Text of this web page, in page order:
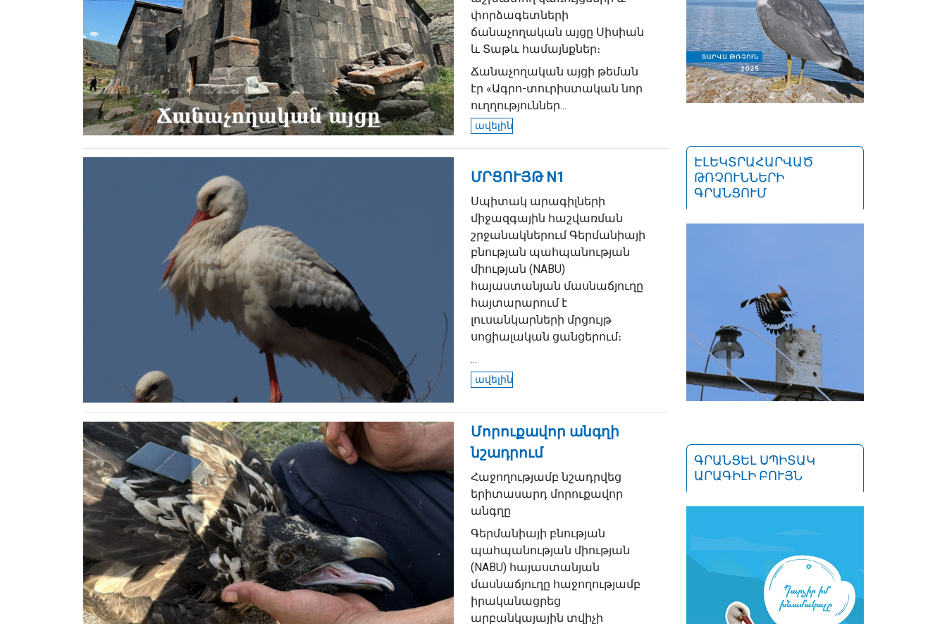
փորձագետների
ճանաչողական այցը Սիսիան
և Տաթև համայնքներ։
Ճանաչողական այցի թեման
էր «Ագրո-տուրիստական նոր
ուղղություններ...
ավելին
ՄՐՑՈՒՅԹ N1
Սպիտակ արագիլների
միջազգային հաշվառման
շրջանակներում Գերմանիայի
բնության պահպանության
միության (NABU)
հայաստանյան մասնաճյուղը
հայտարարում է
լուսանկարների մրցույթ
սոցիալական ցանցերում։
...
ավելին
Մորուքավոր անգղի
նշադրում
Հաջողությամբ նշադրվեց
երիտասարդ մորուքավոր
անգղը
Գերմանիայի բնության
պահպանության միության
(NABU) հայաստանյան
մասնաճյուղը հաջողությամբ
իրականացրեց
արբանկայային տվիչի
ԷԼԵԿՏՐԱՀԱՐՎԱԾ
ԹՌՉՈՒՆՆԵՐԻ
ԳՐԱՆՑՈՒՄ
ԳՐԱՆՑԵԼ ՍՊԻՏԱԿ
ԱՐԱԳԻԼԻ ԲՈՒՅՆ